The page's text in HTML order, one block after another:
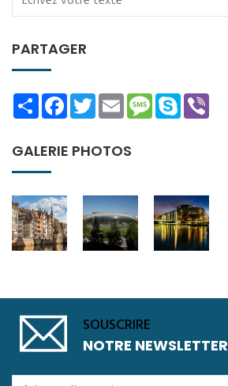
PARTAGER
ShareFacebookTwitterEmailMessage
Skype
GALERIE PHOTOS
SOUSCRIRE
NOTRE NEWSLETTER